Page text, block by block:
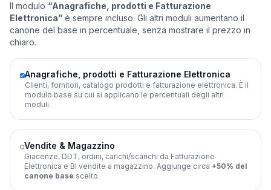
Il modulo “Anagrafiche, prodotti e Fatturazione
Elettronica” è sempre incluso. Gli altri moduli aumentano il
canone del base in percentuale, senza mostrare il prezzo in
chiaro.
Anagrafiche, prodotti e Fatturazione Elettronica
Clienti, fornitori, catalogo prodotti e fatturazione elettronica. È il
modulo base su cui si applicano le percentuali degli altri
moduli.
Vendite & Magazzino
Giacenze, DDT, ordini, carichi/scarichi da Fatturazione
Elettronica e BI vendite a magazzino. Aggiunge circa+50% del
canone base scelto.